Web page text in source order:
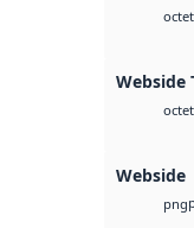
octet
Webside
octet
Webside
png